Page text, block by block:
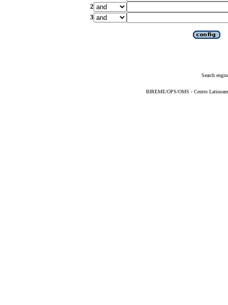
2
3
Search
BIREME/OPS/OMS - Centro